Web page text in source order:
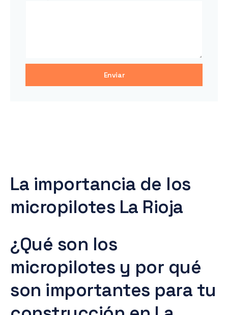
Enviar
La importancia de los
micropilotes La Rioja
¿Qué son los
micropilotes y por qué
son importantes para tu